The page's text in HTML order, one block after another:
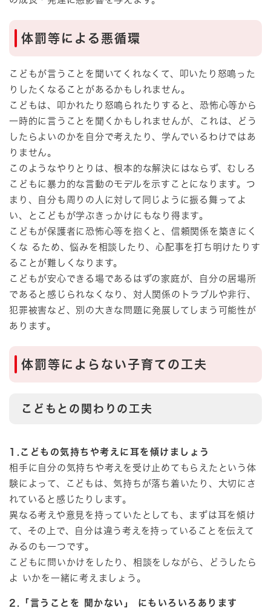
体罰等による悪循環
こどもが言うことを聞いてくれなくて、叩いたり怒鳴った
りしたくなることがあるかもしれません。
こどもは、叩かれたり怒鳴られたりすると、恐怖心等から
一時的に言うことを聞くかもしれませんが、これは、どう
したらよいのかを自分で考えたり、学んでいるわけではあ
りません。
このようなやりとりは、根本的な解決にはならず、むしろ
こどもに暴力的な言動のモデルを示すことになります。つ
まり、自分も周りの人に対して同じように振る舞ってよ
い、とこどもが学ぶきっかけにもなり得ます。
こどもが保護者に恐怖心等を抱くと、信頼関係を築きにく
くな るため、悩みを相談したり、心配事を打ち明けたりす
ることが難しくなります。
こどもが安心できる場であるはずの家庭が、自分の居場所
であると感じられなくなり、対人関係のトラブルや非行、
犯罪被害など、別の大きな問題に発展してしまう可能性が
あります。
体罰等によらない子育ての工夫
こどもとの関わりの工夫
1.こどもの気持ちや考えに耳を傾けましょう
相手に自分の気持ちや考えを受け止めてもらえたという体
験によって、こどもは、気持ちが落ち着いたり、大切にさ
れていると感じたりします。
異なる考えや意見を持っていたとしても、まずは耳を傾け
て、その上で、自分は違う考えを持っていることを伝えて
みるのも一つです。
こどもに問いかけをしたり、相談をしながら、どうしたら
よ いかを一緒に考えましょう。
2.「言うことを 聞かない」 にもいろいろあります